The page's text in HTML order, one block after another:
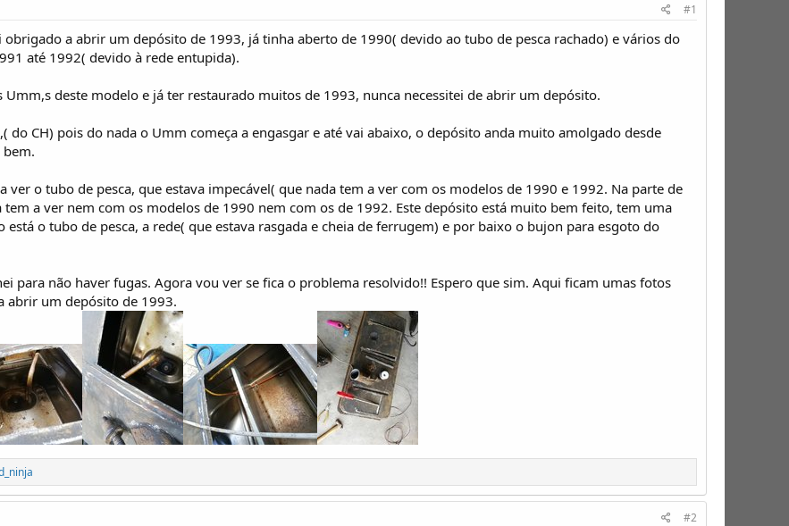
#1
a abrir um depósito de 1993, já tinha aberto de 1990( devido ao tubo de pesca rachado) e vários do
até 1992( devido à rede entupida).
Umm,s deste modelo e já ter restaurado muitos de 1993, nunca necessitei de abrir um depósito.
do CH) pois do nada o Umm começa a engasgar e até vai abaixo, o depósito anda muito amolgado desde
ver o tubo de pesca, que estava impecável( que nada tem a ver com os modelos de 1990 e 1992. Na parte de
tem a ver nem com os modelos de 1990 nem com os de 1992. Este depósito está muito bem feito, tem uma
está o tubo de pesca, a rede( que estava rasgada e cheia de ferrugem) e por baixo o bujon para esgoto do
para não haver fugas. Agora vou ver se fica o problema resolvido!! Espero que sim. Aqui ficam umas fotos
abrir um depósito de 1993.
#2